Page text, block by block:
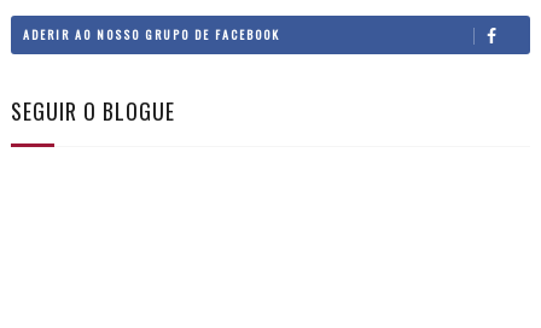
ADERIR AO NOSSO GRUPO DE FACEBOOK
SEGUIR O BLOGUE